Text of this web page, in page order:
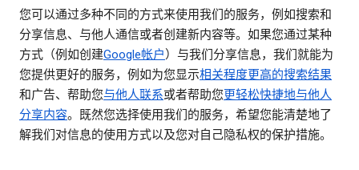
您可以通过多种不同的方式来使用我们的服务，例如搜索和
分享信息、与他人通信或者创建新内容等。如果您通过某种
方式（例如创建Google帐户）与我们分享信息，我们就能为
您提供更好的服务，例如为您显示相关程度更高的搜索结果
和广告、帮助您与他人联系或者帮助您更轻松快捷地与他人
分享内容。既然您选择使用我们的服务，希望您能清楚地了
解我们对信息的使用方式以及您对自己隐私权的保护措施。